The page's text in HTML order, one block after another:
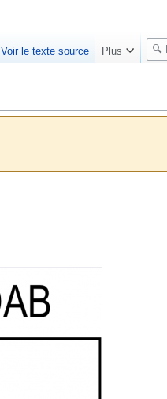
Voir le texte source Plus
R
e
e
h